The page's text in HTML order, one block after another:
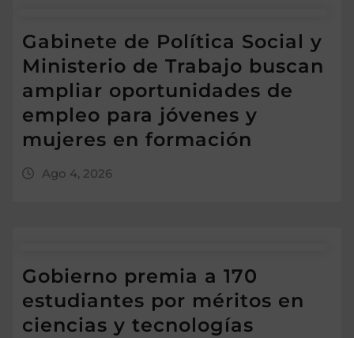
Gabinete de Política Social y
Ministerio de Trabajo buscan
ampliar oportunidades de
empleo para jóvenes y
mujeres en formación
Ago 4, 2026
Gobierno premia a 170
estudiantes por méritos en
ciencias y tecnologías